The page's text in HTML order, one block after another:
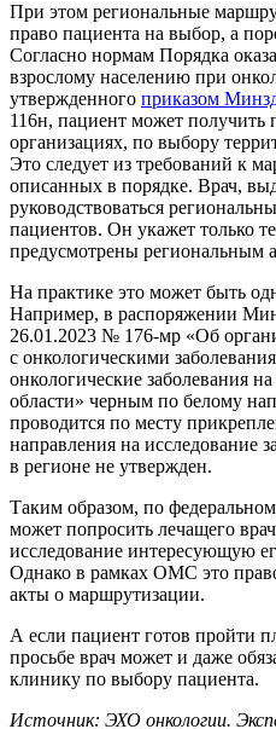
При этом региональные
право пациента на выбор, а
Согласно нормам Порядка
взрослому населению при
утвержденного приказом
116н, пациент может
организациях, по выбору
Это следует из требований к
описанных в порядке. Врач,
руководствоваться
пациентов. Он укажет только
предусмотрены региональным
На практике это может быть
Например, в распоряжении
26.01.2023 № 176-мр «Об
с онкологическими
онкологические заболевания
области» черным по белому
проводится по месту
направления на исследование
в регионе не утвержден.
Таким образом, по
может попросить лечащего
исследование интересующую
Однако в рамках ОМС это
акты о маршрутизации.
А если пациент готов пройти
просьбе врач может и даже
клинику по выбору пациента.
Источник: ЭХО онкологии.